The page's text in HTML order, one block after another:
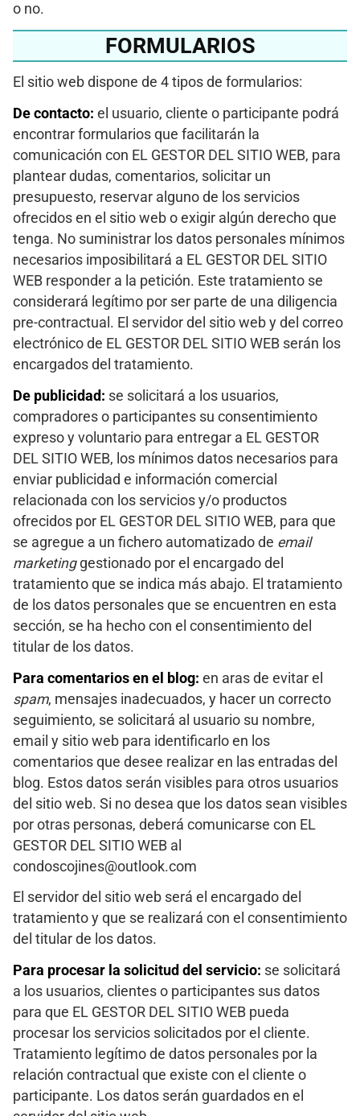
o no.
FORMULARIOS
El sitio web dispone de 4 tipos de formularios:
De contacto: el usuario, cliente o participante podrá
encontrar formularios que facilitarán la
comunicación con EL GESTOR DEL SITIO WEB, para
plantear dudas, comentarios, solicitar un
presupuesto, reservar alguno de los servicios
ofrecidos en el sitio web o exigir algún derecho que
tenga. No suministrar los datos personales mínimos
necesarios imposibilitará a EL GESTOR DEL SITIO
WEB responder a la petición. Este tratamiento se
considerará legítimo por ser parte de una diligencia
pre-contractual. El servidor del sitio web y del correo
electrónico de EL GESTOR DEL SITIO WEB serán los
encargados del tratamiento.
De publicidad: se solicitará a los usuarios,
compradores o participantes su consentimiento
expreso y voluntario para entregar a EL GESTOR
DEL SITIO WEB, los mínimos datos necesarios para
enviar publicidad e información comercial
relacionada con los servicios y/o productos
ofrecidos por EL GESTOR DEL SITIO WEB, para que
se agregue a un fichero automatizado de email
marketing gestionado por el encargado del
tratamiento que se indica más abajo. El tratamiento
de los datos personales que se encuentren en esta
sección, se ha hecho con el consentimiento del
titular de los datos.
Para comentarios en el blog: en aras de evitar el
spam, mensajes inadecuados, y hacer un correcto
seguimiento, se solicitará al usuario su nombre,
email y sitio web para identificarlo en los
comentarios que desee realizar en las entradas del
blog. Estos datos serán visibles para otros usuarios
del sitio web. Si no desea que los datos sean visibles
por otras personas, deberá comunicarse con EL
GESTOR DEL SITIO WEB al
condoscojines@outlook.com
El servidor del sitio web será el encargado del
tratamiento y que se realizará con el consentimiento
del titular de los datos.
Para procesar la solicitud del servicio: se solicitará
a los usuarios, clientes o participantes sus datos
para que EL GESTOR DEL SITIO WEB pueda
procesar los servicios solicitados por el cliente.
Tratamiento legítimo de datos personales por la
relación contractual que existe con el cliente o
participante. Los datos serán guardados en el